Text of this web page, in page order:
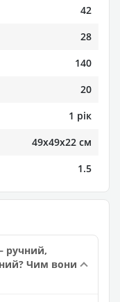
42
28
140
20
1 рік
49х49х22 см
1.5
ручний,
Чим вони